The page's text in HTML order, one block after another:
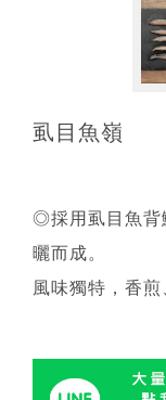
虱目魚嶺
◎採用虱目魚背
曬而成。
風味獨特，香煎